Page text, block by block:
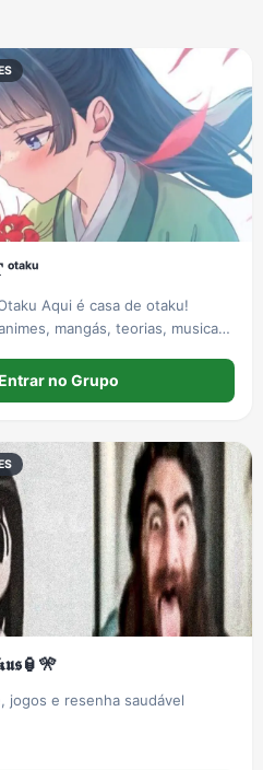
de otaku!
mangás, teorias, musicas,
anos no Grupo
jogos e resenha saudável